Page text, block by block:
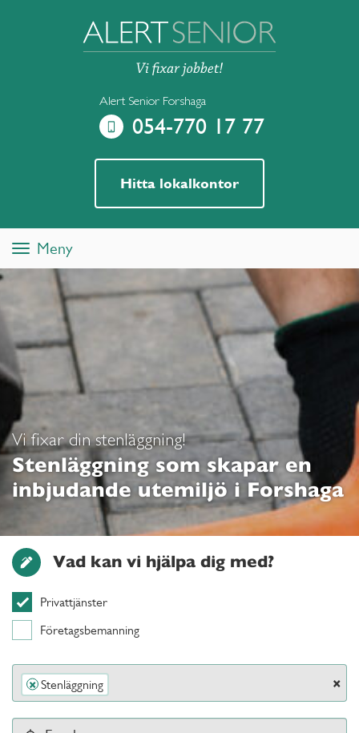
Alert Senior Forshaga
054-770 17 77
Hitta lokalkontor
ToggleMeny
Vi fixar din stenläggning!
Stenläggning som skapar en
inbjudande utemiljö i Forshaga
Vad kan vi hjälpa dig med?
Privattjänster
Företagsbemanning
×
× Stenläggning